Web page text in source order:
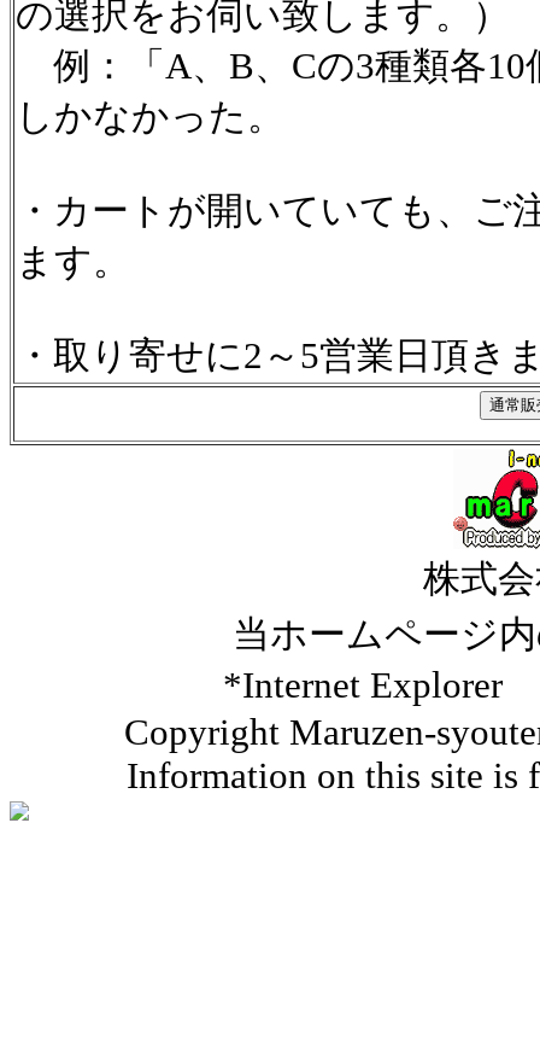
の選択をお伺い致します。）
例：「A、B、Cの3種類各10
しかなかった。
・カートが開いていても、ご
ます。
・取り寄せに2～5営業日頂き
株式
当ホームページ
*Internet Explorer
Copyright Maruzen-
Information on this site is